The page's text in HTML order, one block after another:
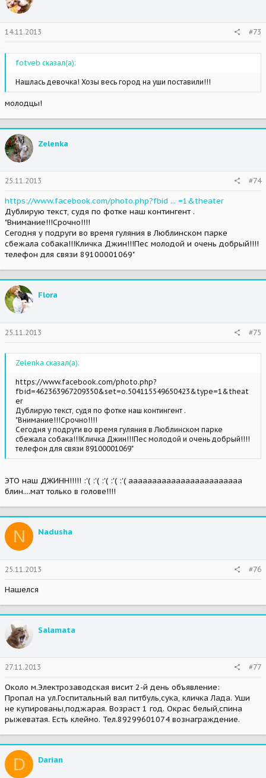
14.11.2013 #73
fotveb сказал(а):
Нашлась девочка! Хозы весь город на уши поставили!!!
молодцы!
Zelenka
25.11.2013 #74
https://www.facebook.com/photo.php?fbid ... =1&theater
Дублирую текст, судя по фотке наш контингент .
"Внимание!!!Срочно!!!!
Сегодня у подруги во время гуляния в Люблинском парке
сбежала собака!!!Кличка Джин!!!Пес молодой и очень добрый!!!!
телефон для связи 89100001069"
Flora
25.11.2013 #75
Zelenka сказал(а):
https://www.facebook.com/photo.php?
fbid=462363967209350&set=o.504115549650423&type=1&theat
er
Дублирую текст, судя по фотке наш контингент .
"Внимание!!!Срочно!!!!
Сегодня у подруги во время гуляния в Люблинском парке
сбежала собака!!!Кличка Джин!!!Пес молодой и очень добрый!!!!
телефон для связи 89100001069"
ЭТО наш ДЖИНН!!!!! :'( :'( :'( :'( :'( аааааааааааааааааааааааа
блин....мат только в голове!!!!
N Nadusha
25.11.2013 #76
Нашелся
Salamata
27.11.2013 #77
Около м.Электрозаводская висит 2-й день объявление:
Пропал на ул.Госпитальный вал питбуль,сука, кличка Лада. Уши
не купированы,поджарая. Возраст 1 год. Окрас белый,спина
рыжеватая. Есть клеймо. Тел.89299601074 вознаграждение.
D Darian